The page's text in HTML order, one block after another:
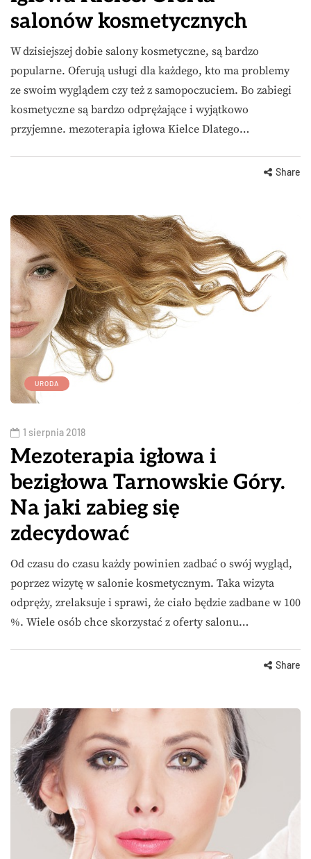
salonów kosmetycznych
W dzisiejszej dobie salony kosmetyczne, są bardzo
popularne. Oferują usługi dla każdego, kto ma problemy
ze swoim wyglądem czy też z samopoczuciem. Bo zabiegi
kosmetyczne są bardzo odprężające i wyjątkowo
przyjemne. mezoterapia igłowa Kielce Dlatego…
Share
URODA
1 sierpnia 2018
Mezoterapia igłowa i
bezigłowa Tarnowskie Góry.
Na jaki zabieg się
zdecydować
Od czasu do czasu każdy powinien zadbać o swój wygląd,
poprzez wizytę w salonie kosmetycznym. Taka wizyta
odpręży, zrelaksuje i sprawi, że ciało będzie zadbane w 100
%. Wiele osób chce skorzystać z oferty salonu…
Share